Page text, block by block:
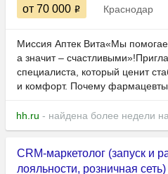
от 70 000 Краснодар
Миссия Аптек Вита«Мы
а значит –
специалиста, который ценит
и комфорт. Почему
hh.ru - найдена более недели
CRM-маркетолог (запуск и
лояльности, розничная сеть)